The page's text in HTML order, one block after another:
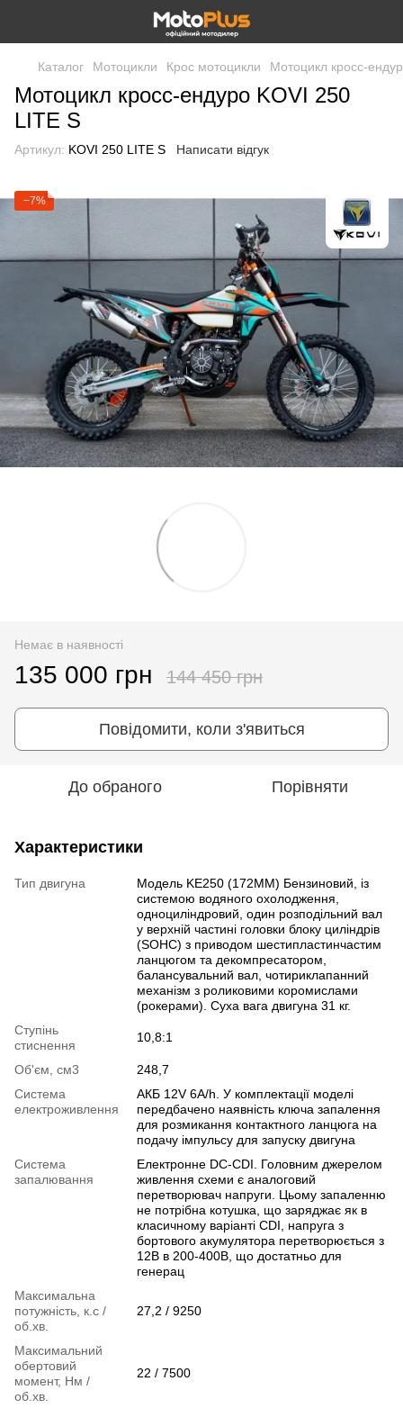
Каталог Мотоцикли Крос мотоцикли Мотоцикл кросс-
Мотоцикл кросс-ендуро KOVI 250
LITE S
Артикул: KOVI 250 LITE S Написати відгук
−7%
Немає в наявності
135 000 грн 144 450 грн
Повідомити, коли з'явиться
До обраного Порівняти
Характеристики
Тип двигуна
Модель KE250 (172MM) Бензиновий, із
системою водяного охолодження,
одноциліндровий, один розподільний вал
у верхній частині головки блоку циліндрів
(SOHC) з приводом шестипластинчастим
ланцюгом та декомпресатором,
балансувальний вал, чотириклапанний
механізм з роликовими коромислами
(рокерами). Суха вага двигуна 31 кг.
Ступінь
стиснення
10,8:1
Об'єм, см3
248,7
Система
електроживлення
АКБ 12V 6А/h. У комплектації моделі
передбачено наявність ключа запалення
для розмикання контактного ланцюга на
подачу імпульсу для запуску двигуна
Система
запалювання
Електронне DC-СDI. Головним джерелом
живлення схеми є аналоговий
перетворювач напруги. Цьому запаленню
не потрібна котушка, що заряджає як в
класичному варіанті CDI, напруга з
бортового акумулятора перетворюється з
12В в 200-400В, що достатньо для
генерац
Максимальна
потужність, к.с /
об.хв.
27,2 / 9250
Максимальний
обертовий
момент, Нм /
об.хв.
22 / 7500